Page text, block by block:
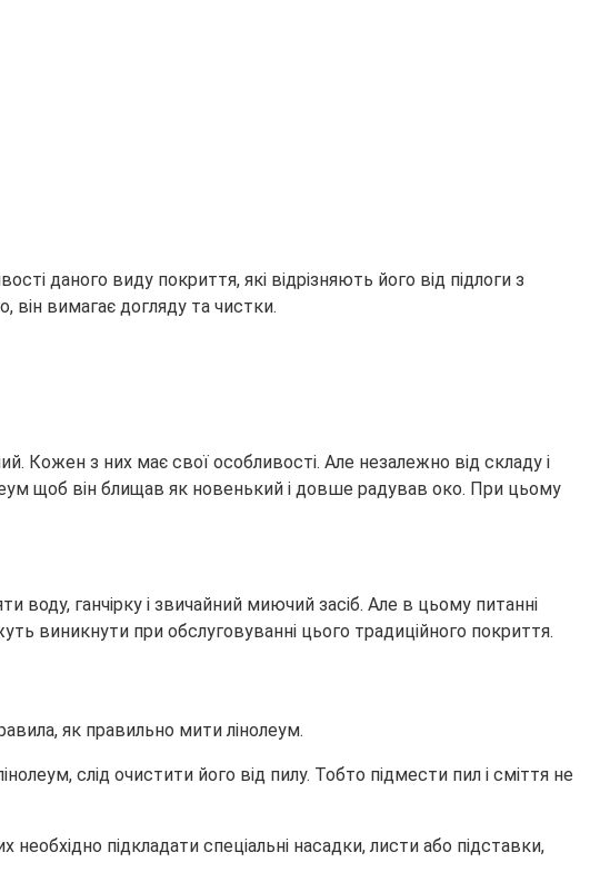
даного виду покриття, які відрізняють його від підлоги з
він вимагає догляду та чистки.
Кожен з них має свої особливості. Але незалежно від складу і
щоб він блищав як новенький і довше радував око. При цьому
воду, ганчірку і звичайний миючий засіб. Але в цьому питанні
виникнути при обслуговуванні цього традиційного покриття.
як правильно мити лінолеум.
слід очистити його від пилу. Тобто підмести пил і сміття не
підкладати спеціальні насадки, листи або підставки,